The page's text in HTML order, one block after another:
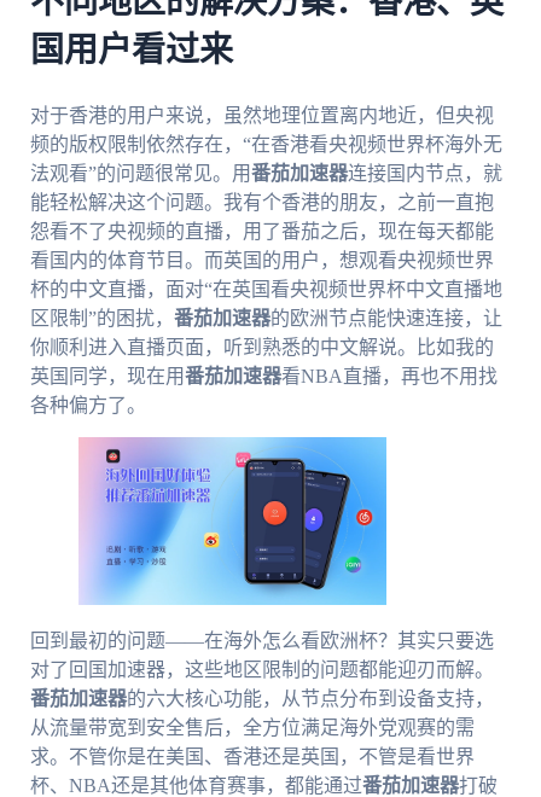
国用户看过来
对于香港的用户来说，虽然地理位置离内地近，但央视
频的版权限制依然存在，“在香港看央视频世界杯海外无
法观看”的问题很常见。用番茄加速器连接国内节点，就
能轻松解决这个问题。我有个香港的朋友，之前一直抱
怨看不了央视频的直播，用了番茄之后，现在每天都能
看国内的体育节目。而英国的用户，想观看央视频世界
杯的中文直播，面对“在英国看央视频世界杯中文直播地
区限制”的困扰， 番茄加速器的欧洲节点能快速连接，让
你顺利进入直播页面，听到熟悉的中文解说。比如我的
英国同学，现在用番茄加速器看NBA直播，再也不用找
各种偏方了。
回到最初的问题——在海外怎么看欧洲杯？其实只要选
对了回国加速器，这些地区限制的问题都能迎刃而解。
番茄加速器的六大核心功能，从节点分布到设备支持，
从流量带宽到安全售后，全方位满足海外党观赛的需
求。不管你是在美国、香港还是英国，不管是看世界
杯、NBA还是其他体育赛事，都能通过番茄加速器打破